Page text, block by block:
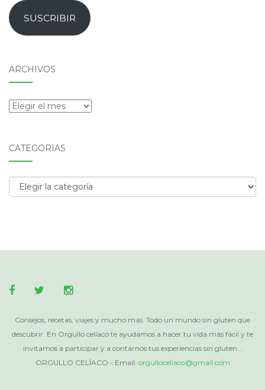
emailSUSCRIBIR
ARCHIVOS
Archivos
CATEGORÍAS
Categorías
Consejos, recetas, viajes y mucho más. Todo un mundo sin gluten que
descubrir. En Orgullo celíaco te ayudamos a hacer tu vida más fácil y te
invitamos a participar y a contarnos tus experiencias sin gluten...
ORGULLO CELÍACO - Email: orgulloceliaco@gmail.com